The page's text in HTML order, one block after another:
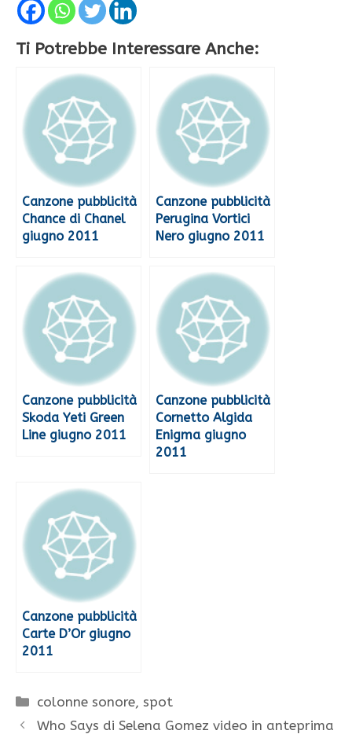
Ti Potrebbe Interessare Anche:
Canzone pubblicità
Chance di Chanel
giugno 2011
Canzone pubblicità
Perugina Vortici
Nero giugno 2011
Canzone pubblicità
Skoda Yeti Green
Line giugno 2011
Canzone pubblicità
Cornetto Algida
Enigma giugno
2011
Canzone pubblicità
Carte D’Or giugno
2011
Categorie
colonne sonore,spot
Who Says di Selena Gomez video in anteprima